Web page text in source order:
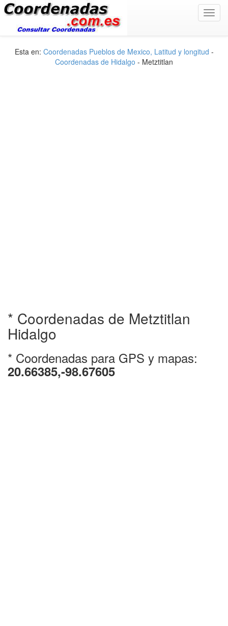
Esta en: Coordenadas Pueblos de Mexico, Latitud y longitud -
Coordenadas de Hidalgo - Metztitlan
* Coordenadas de Metztitlan
Hidalgo
* Coordenadas para GPS y mapas:
20.66385,-98.67605